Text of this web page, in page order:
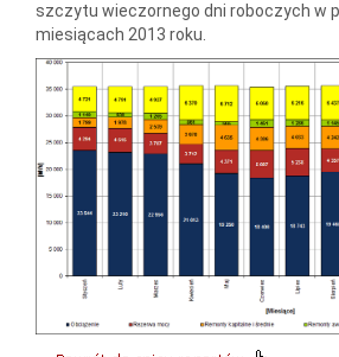
szczytu wieczornego dni roboczych w
miesiącach 2013 roku.